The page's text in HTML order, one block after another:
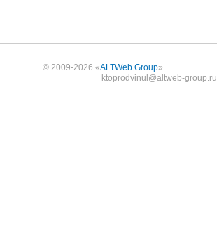
© 2009-2026 «ALTWeb Group»
ktoprodvinul@altweb-group.ru